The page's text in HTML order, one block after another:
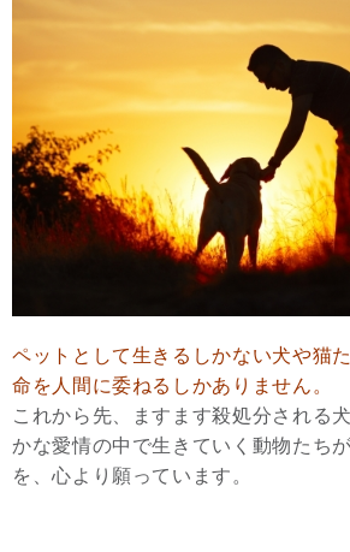
ペットとして生きるしかない犬や猫
命を人間に委ねるしかありません。
これから先、ますます殺処分される
かな愛情の中で生きていく動物たち
を、心より願っています。